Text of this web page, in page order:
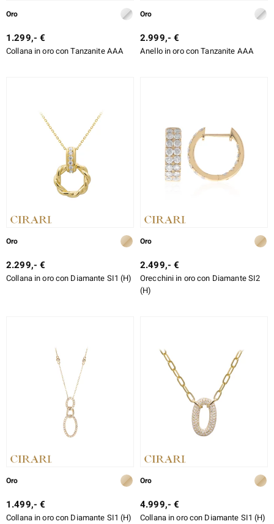
Oro
1.299,- €
Collana in oro con Tanzanite AAA
Oro
2.999,- €
Anello in oro con Tanzanite AAA
Oro
2.299,- €
Collana in oro con Diamante SI1 (H)
Oro
2.499,- €
Orecchini in oro con Diamante SI2
(H)
Oro
1.499,- €
Collana in oro con Diamante SI1 (H)
Oro
4.999,- €
Collana in oro con Diamante SI1 (H)